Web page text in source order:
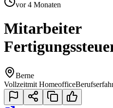
vor 4 Monaten
Mitarbeiter
Berne
Vollzeitmit Homeoffice